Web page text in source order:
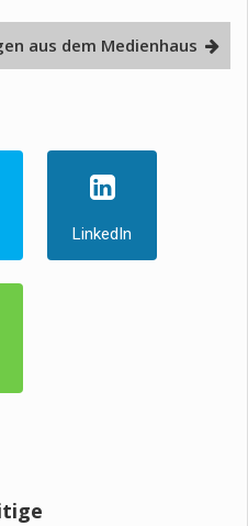
aus dem Medienhaus
LinkedIn